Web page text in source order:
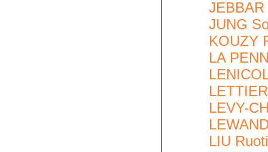
JEBBAR
JUNG
KOUZY
LA
LEVY-
LIU